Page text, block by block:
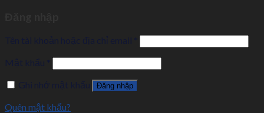
Đăng nhập
Quên mật khẩu?